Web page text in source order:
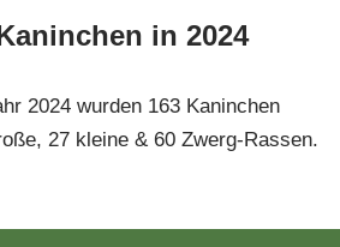
in 2024
2024 wurden 163 Kaninchen
27 kleine & 60 Zwerg-Rassen.